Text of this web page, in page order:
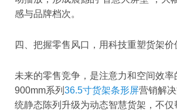
感与品牌档次。
四、把握零售风口，用科技重塑货架价
未来的零售竞争，是注意力和空间效
900mm系列 36.5寸货架条形屏营销解
统静态陈列升级为动态智慧货架，不